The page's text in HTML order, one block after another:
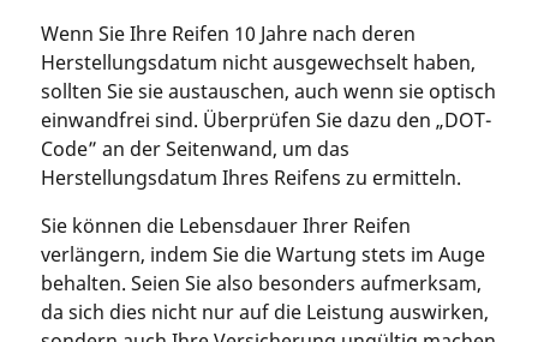
Wenn Sie Ihre Reifen 10 Jahre nach deren
Herstellungsdatum nicht ausgewechselt haben,
sollten Sie sie austauschen, auch wenn sie optisch
einwandfrei sind. Überprüfen Sie dazu den „DOT-
Code” an der Seitenwand, um das
Herstellungsdatum Ihres Reifens zu ermitteln.
Sie können die Lebensdauer Ihrer Reifen
verlängern, indem Sie die Wartung stets im Auge
behalten. Seien Sie also besonders aufmerksam,
da sich dies nicht nur auf die Leistung auswirken,